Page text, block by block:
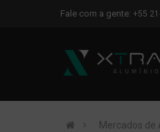
Fale com a gente: +55
Mercados de